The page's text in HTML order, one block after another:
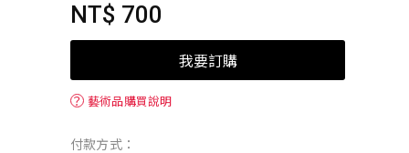
NT$ 700
我要訂購
？ 藝術品購買說明
付款方式：